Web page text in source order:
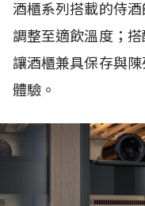
酒櫃系列搭載的侍
調整至適飲溫度；
讓酒櫃兼具保存與
體驗。